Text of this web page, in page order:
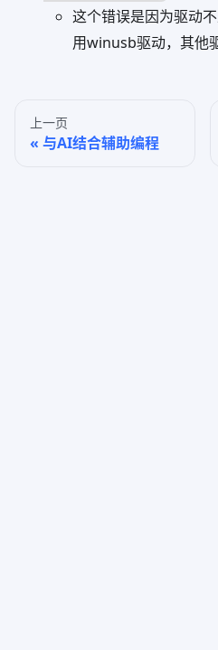
这个错误是因为驱动
用winusb驱动，其他
上一页
与AI结合辅助编程